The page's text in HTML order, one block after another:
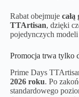
Rabat obejmuje
TTArtisan, dzięki
pojedynczych
Promocja trwa tylko
Prime Days
2026 roku. Po
standardowego